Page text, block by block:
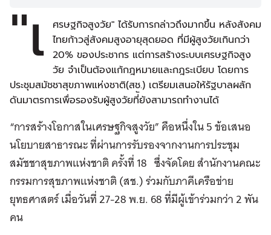
"เ
ศรษฐกิจสูงวัย" ได้รับการกล่าวถึงมากขึ้น หลังสังคม
ไทยก้าวสู่สังคมสูงอายุสุดยอด ที่มีผู้สูงวัยเกินกว่า
20% ของประชากร แต่การสร้างระบบเศรษฐกิจสูง
วัย จำเป็นต้องแก้กฎหมายและกฎระเบียบ โดยการ
ประชุมสมัชชาสุขภาพแห่งชาติ(สช.) เตรียมเสนอให้รัฐบาลผลัก
ดันมาตรการเพื่อรองรับผู้สูงวัยที่ัยังสามารถทำงานได้
“การสร้างโอกาสในเศรษฐกิจสูงวัย” คือหนึ่งใน 5 ข้อเสนอ
นโยบายสาธารณะ ที่ผ่านการรับรองจากงานการประชุม
สมัชชาสุขภาพแห่งชาติ ครั้งที่ 18 ซึ่งจัดโดย สำนักงานคณะ
กรรมการสุขภาพแห่งชาติ (สช.) ร่วมกับภาคีเครือข่าย
ยุทธศาสตร์ เมื่อวันที่ 27-28 พ.ย. 68 ที่มีผู้เข้าร่วมกว่า 2 พัน
คน